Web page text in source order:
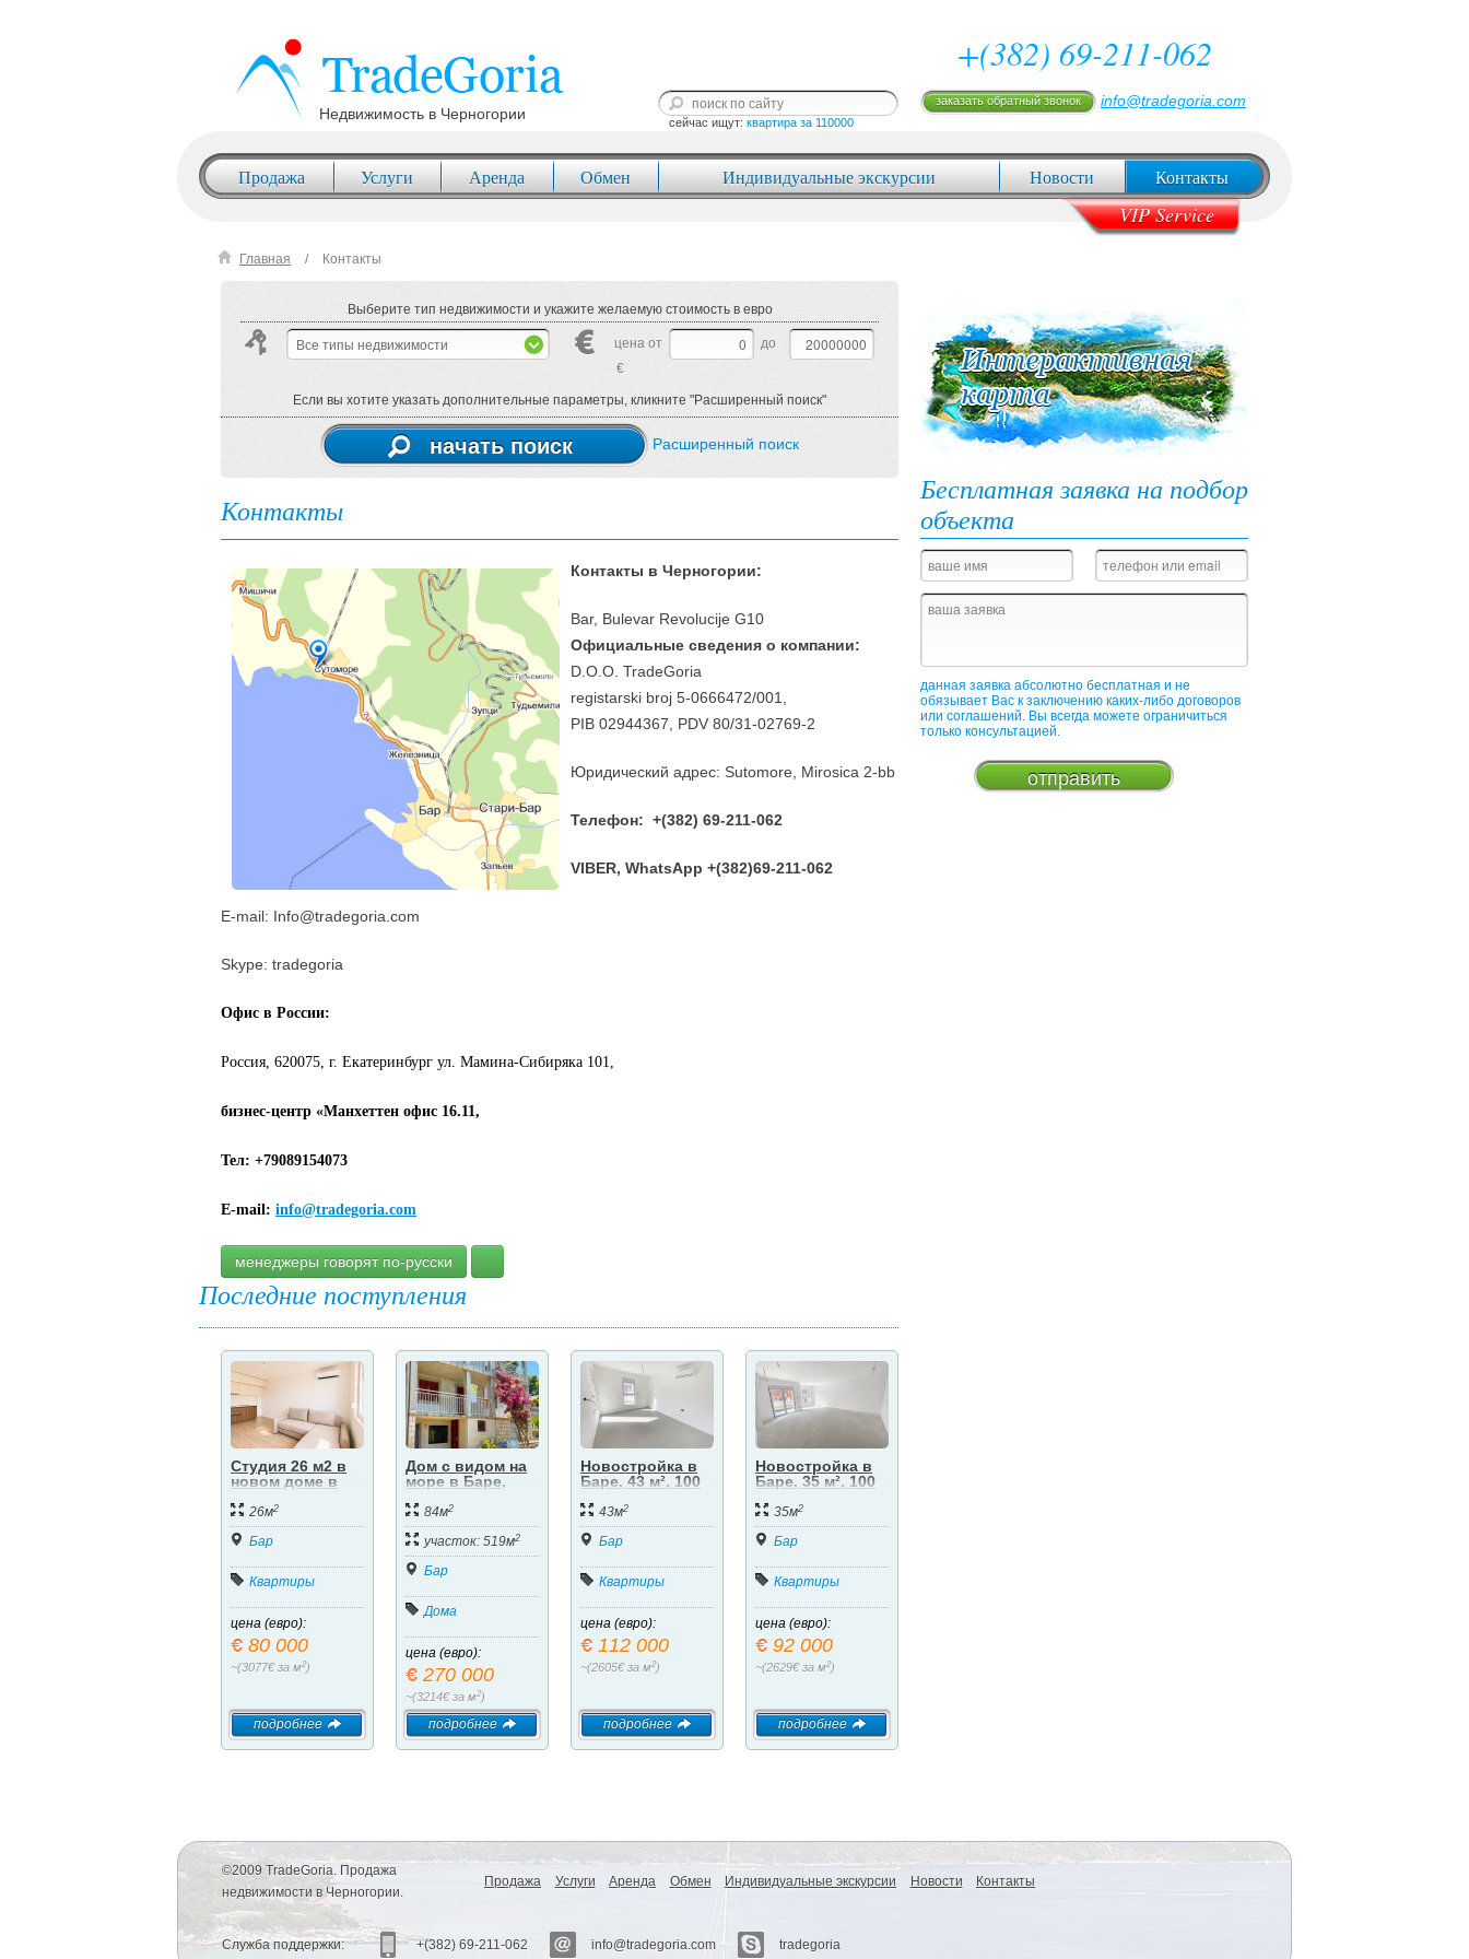
Недвижимость в Черногории
+(382) 69-211-062
сейчас ищут: квартира за 110000
заказать обратный звонок info@tradegoria.com
Продажа Услуги Аренда Обмен Индивидуальные экскурсии Новости Контакты
VIP Service
Главная Контакты
Выберите тип недвижимости и укажите желаемую стоимость в евро
Все типы недвижимости цена от
до
€
Если вы хотите указать дополнительные параметры, кликните "Расширенный поиск"
начать поиск Расширенный поиск
Контакты
Контакты в Черногории:
Bar, Bulevar Revolucije G10
Официальные сведения о компании:
D.O.O. TradeGoria
registarski broj 5-0666472/001,
PIB 02944367, PDV 80/31-02769-2
Юридический адрес: Sutomore, Mirosica 2-bb
Телефон: +(382) 69-211-062
VIBER, WhatsApp +(382)69-211-062
E-mail: Info@tradegoria.com
Skype: tradegoria
Офис в России:
Россия, 620075, г. Екатеринбург ул. Мамина-Сибиряка 101,
бизнес-центр «Манхеттен офис 16.11,
Тел: +79089154073
E-mail: info@tradegoria.com
менеджеры говорят по-русски
Последние поступления
Студия 26 м2 в
новом доме в
26м2
Бар
Квартиры
цена (евро):
80 000
~(3077€ за м2)
подробнее
Дом с видом на
море в Баре,
84м2
участок: 519м2
Бар
Дома
цена (евро):
270 000
~(3214€ за м2)
подробнее
Новостройка в
Баре, 43 м², 100
43м2
Бар
Квартиры
цена (евро):
112 000
~(2605€ за м2)
подробнее
Новостройка в
Баре, 35 м², 100
35м2
Бар
Квартиры
цена (евро):
92 000
~(2629€ за м2)
подробнее
Бесплатная заявка на подбор
объекта
данная заявка абсолютно бесплатная и не
обязывает Вас к заключению каких-либо договоров
или соглашений. Вы всегда можете ограничиться
только консультацией.
©2009 TradeGoria. Продажа
недвижимости в Черногории.
Продажа Услуги Аренда Обмен Индивидуальные экскурсии Новости Контакты
Служба поддержки: +(382) 69-211-062 info@tradegoria.com tradegoria